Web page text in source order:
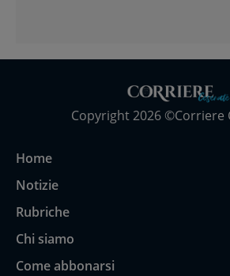
Copyright 2026 ©Corriere
Home
Notizie
Rubriche
Chi siamo
Come abbonarsi